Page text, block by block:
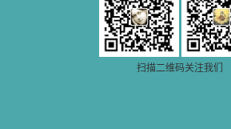
扫描二维码关注我们